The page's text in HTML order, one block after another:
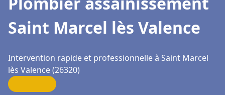
Saint Marcel lès Valence
Intervention rapide et professionnelle à Saint Marcel
lès Valence (26320)